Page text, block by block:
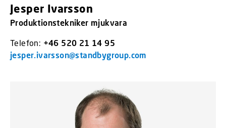
Jesper Ivarsson
Produktionstekniker mjukvara
Telefon: +46 520 21 14 95
jesper.ivarsson@standbygroup.com